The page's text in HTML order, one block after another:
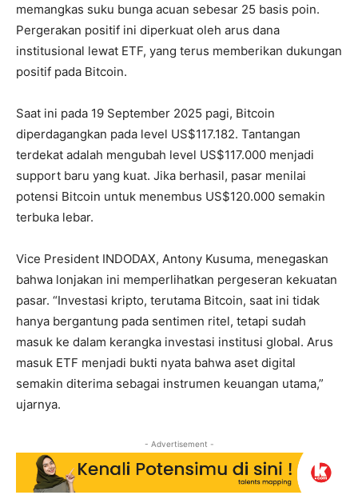
memangkas suku bunga acuan sebesar 25 basis poin.
Pergerakan positif ini diperkuat oleh arus dana
institusional lewat ETF, yang terus memberikan dukungan
positif pada Bitcoin.
Saat ini pada 19 September 2025 pagi, Bitcoin
diperdagangkan pada level US$117.182. Tantangan
terdekat adalah mengubah level US$117.000 menjadi
support baru yang kuat. Jika berhasil, pasar menilai
potensi Bitcoin untuk menembus US$120.000 semakin
terbuka lebar.
Vice President INDODAX, Antony Kusuma, menegaskan
bahwa lonjakan ini memperlihatkan pergeseran kekuatan
pasar. “Investasi kripto, terutama Bitcoin, saat ini tidak
hanya bergantung pada sentimen ritel, tetapi sudah
masuk ke dalam kerangka investasi institusi global. Arus
masuk ETF menjadi bukti nyata bahwa aset digital
semakin diterima sebagai instrumen keuangan utama,”
ujarnya.
- Advertisement -